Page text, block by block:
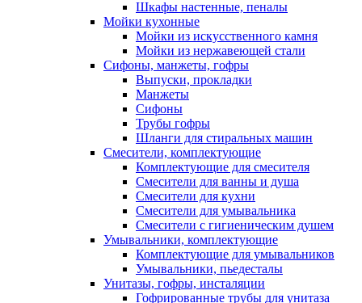
Шкафы настенные, пеналы
Мойки кухонные
Мойки из искусственного камня
Мойки из нержавеющей стали
Сифоны, манжеты, гофры
Выпуски, прокладки
Манжеты
Сифоны
Трубы гофры
Шланги для стиральных машин
Смесители, комплектующие
Комплектующие для смесителя
Смесители для ванны и душа
Смесители для кухни
Смесители для умывальника
Смесители с гигиеническим душем
Умывальники, комплектующие
Комплектующие для умывальников
Умывальники, пьедесталы
Унитазы, гофры, инсталяции
Гофрированные трубы для унитаза